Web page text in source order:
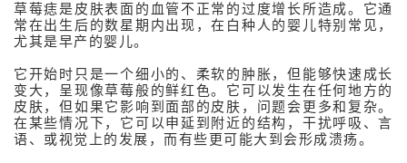
草莓痣是皮肤表面的血管不正常的过度增长所造成。它通
常在出生后的数星期内出现，在白种人的婴儿特别常见，
尤其是早产的婴儿。
它开始时只是一个细小的、柔软的肿胀，但能够快速成长
变大，呈现像草莓般的鲜红色。它可以发生在任何地方的
皮肤，但如果它影响到面部的皮肤，问题会更多和复杂。
在某些情况下，它可以申延到附近的结构，干扰呼吸、言
语、或视觉上的发展，而有些更可能大到会形成溃疡。